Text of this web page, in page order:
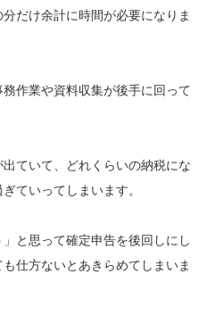
だけ余計に時間が必要になりま
作業や資料収集が後手に回って
ていて、どれくらいの納税にな
ていってしまいます。
」と思って確定申告を後回しにし
仕方ないとあきらめてしまいま